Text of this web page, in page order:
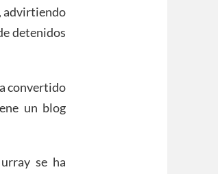
advirtiendo
detenidos
convertido
un blog
se ha